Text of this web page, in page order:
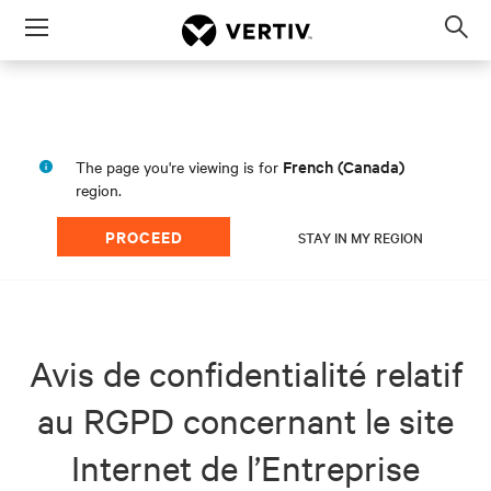
Menu
The page you're viewing is for French (Canada)
region.
PROCEED STAY IN MY REGION
Avis de confidentialité relatif
au RGPD concernant le site
Internet de l’Entreprise